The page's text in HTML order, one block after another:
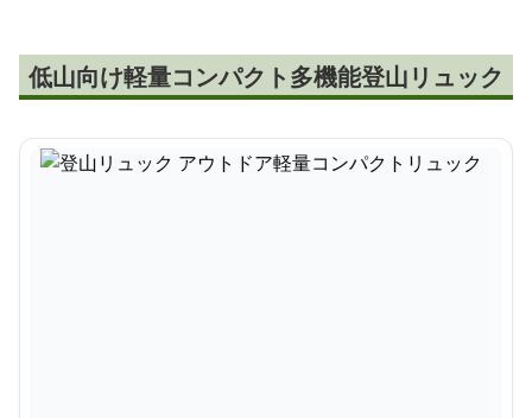
低山向け軽量コンパクト多機能登山リュック